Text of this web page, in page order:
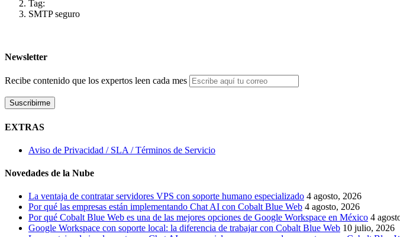
Tag:
SMTP seguro
Newsletter
Recibe contenido que los expertos leen cada mes
EXTRAS
Aviso de Privacidad / SLA / Términos de Servicio
Novedades de la Nube
La ventaja de contratar servidores VPS con soporte humano especializado 4 agosto, 2026
Por qué las empresas están implementando Chat AI con Cobalt Blue Web 4 agosto, 2026
Por qué Cobalt Blue Web es una de las mejores opciones de Google Workspace en México 4
Google Workspace con soporte local: la diferencia de trabajar con Cobalt Blue Web 10 julio, 2026